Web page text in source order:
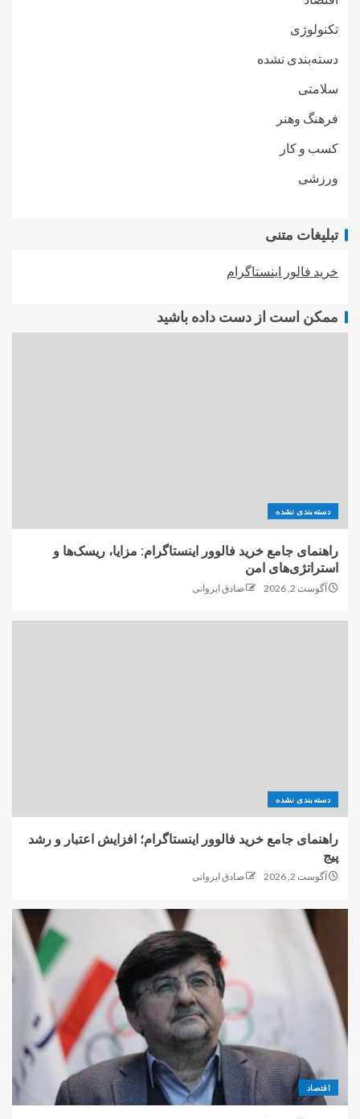
تکنولوژی
دسته‌بندی نشده
سلامتی
فرهنگ وهنر
کسب و کار
ورزشی
تبلیغات متنی
خرید فالور اینستاگرام
ممکن است از دست داده باشید
دسته‌بندی نشده
راهنمای جامع خرید فالوور اینستاگرام: مزایا، ریسک‌ها و
استراتژی‌های امن
آگوست 2, 2026 صادق ایروانی
دسته‌بندی نشده
راهنمای جامع خرید فالوور اینستاگرام؛ افزایش اعتبار و رشد
پیج
آگوست 2, 2026 صادق ایروانی
اقتصاد